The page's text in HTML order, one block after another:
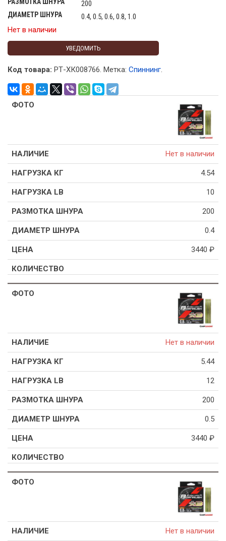
РАЗМОТКА ШНУРА 200
ДИАМЕТР ШНУРА
0.4, 0.5, 0.6, 0.8, 1.0
Нет в наличии
УВЕДОМИТЬ
Код товара: РТ-ХК008766. Метка: Спиннинг.
Нет в наличии
4.54
10
200
0.4
3440 ₽
Нет в наличии
5.44
12
200
0.5
3440 ₽
Нет в наличии